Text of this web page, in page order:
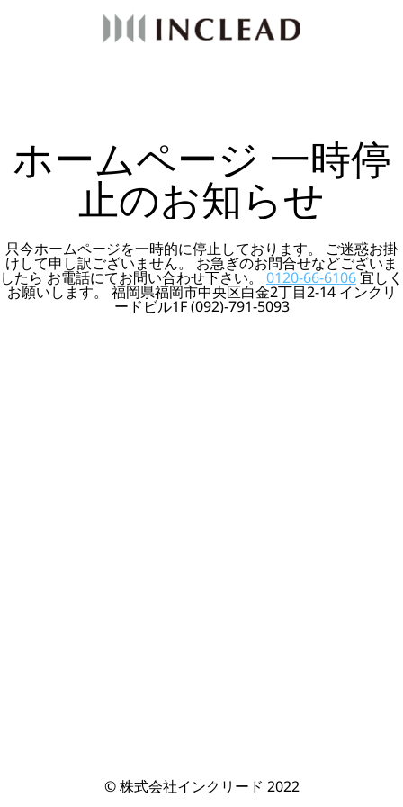
ホームページ 一時停
止のお知らせ
只今ホームページを一時的に停止しております。 ご迷惑お掛
けして申し訳ございません。 お急ぎのお問合せなどございま
したら お電話にてお問い合わせ下さい。0120-66-6106宜しく
お願いします。 福岡県福岡市中央区白金2丁目2-14 インクリ
ードビル1F (092)-791-5093
© 株式会社インクリード 2022